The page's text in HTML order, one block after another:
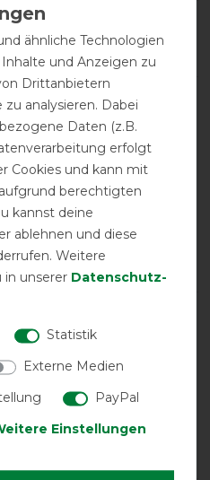
Rating
/5
experience
1 customer reviews
0%
0%
weil gerade noch zu
aber ich bin vom
dass der Mantel ohne
so gut sitzt, da merkt man
ähnliche Technologien
und Anzeigen zu
Drittanbietern
analysieren. Dabei
Daten (z.B.
erfolgt
Cookies und kann mit
berechtigten
kannst deine
ablehnen und diese
Weitere
unserer Daten­schutz­
Statistik
Externe Medien
PayPal
Einstellungen